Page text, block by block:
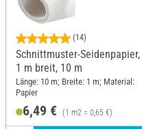
(14)
Schnittmuster-Seidenpapier,
1 m breit, 10 m
Länge: 10 m; Breite: 1 m; Material:
Papier
6,49 € (1 m2 = 0,65 €)